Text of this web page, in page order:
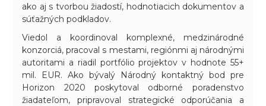
ako aj s tvorbou žiadostí, hodnotiacich dokumentov a
súťažných podkladov.
Viedol a koordinoval komplexné, medzinárodné
konzorciá, pracoval s mestami, regiónmi aj národnými
autoritami a riadil portfólio projektov v hodnote 55+
mil. EUR. Ako bývalý Národný kontaktný bod pre
Horizon 2020 poskytoval odborné poradenstvo
žiadateľom, pripravoval strategické odporúčania a